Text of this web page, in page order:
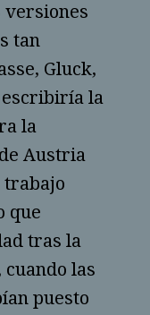
versiones
tan
Gluck,
escribiría la
la
Austria
trabajo
que
tras la
las
puesto